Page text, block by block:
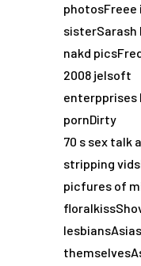
photosFreee
sisterSarash
nakd
2008 jelsoft
pornDirty
70 s sex talk
stripping
picfures of